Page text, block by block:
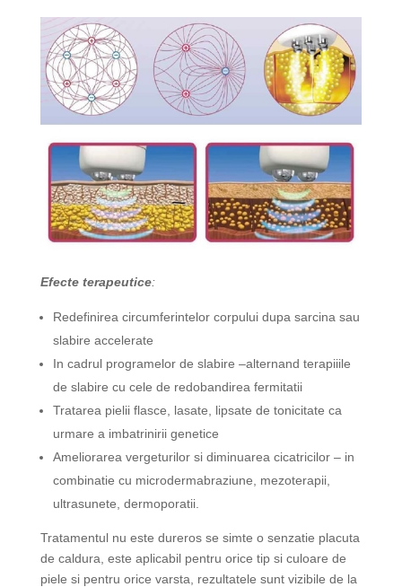
Efecte terapeutice:
Redefinirea circumferintelor corpului dupa sarcina sau
slabire accelerate
In cadrul programelor de slabire –alternand terapiiile
de slabire cu cele de redobandirea fermitatii
Tratarea pielii flasce, lasate, lipsate de tonicitate ca
urmare a imbatrinirii genetice
Ameliorarea vergeturilor si diminuarea cicatricilor – in
combinatie cu microdermabraziune, mezoterapii,
ultrasunete, dermoporatii.
Tratamentul nu este dureros se simte o senzatie placuta
de caldura, este aplicabil pentru orice tip si culoare de
piele si pentru orice varsta, rezultatele sunt vizibile de la